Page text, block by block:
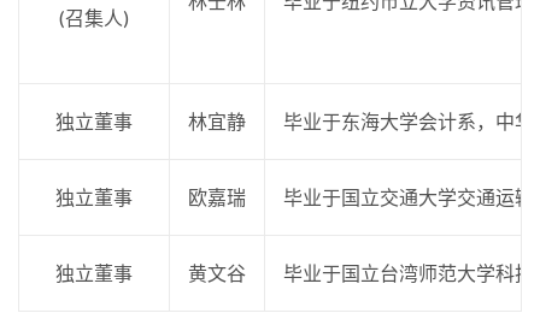
(召集人)
独立董事 林宜静 毕业于东海大学会计系，中
独立董事 欧嘉瑞 毕业于国立交通大学交通运
独立董事 黄文谷 毕业于国立台湾师范大学科